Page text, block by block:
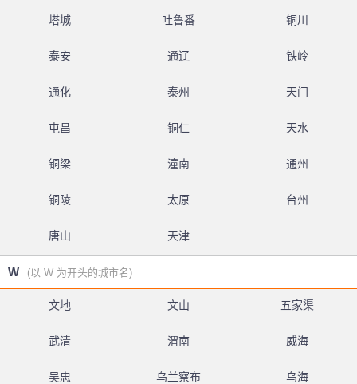
塔城 吐鲁番 铜川
泰安 通辽 铁岭
通化 泰州 天门
屯昌 铜仁 天水
铜梁 潼南 通州
铜陵 太原 台州
唐山 天津
W (以 W 为开头的城市名)
文地 文山 五家渠
武清 渭南 威海
吴忠 乌兰察布 乌海